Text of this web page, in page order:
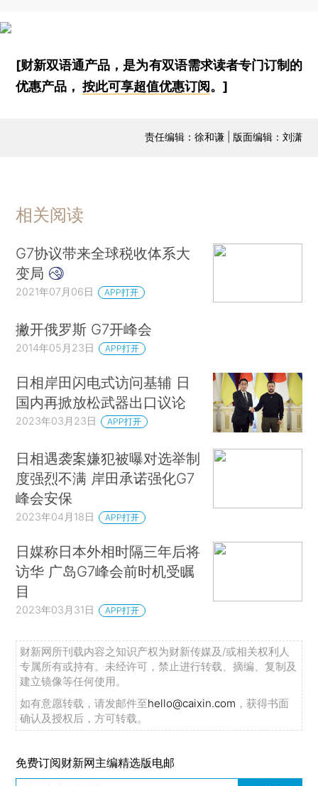
[财新双语通产品，是为有双语需求读者专门订制的
优惠产品，按此可享超值优惠订阅 。]
责任编辑：徐和谦 | 版面编辑：刘潇
相关阅读
G7协议带来全球税收体系大
变局
2021年07月06日 APP打开
撇开俄罗斯 G7开峰会
2014年05月23日 APP打开
日相岸田闪电式访问基辅 日
国内再掀放松武器出口议论
2023年03月23日 APP打开
日相遇袭案嫌犯被曝对选举制
度强烈不满 岸田承诺强化G7
峰会安保
2023年04月18日 APP打开
日媒称日本外相时隔三年后将
访华 广岛G7峰会前时机受瞩
目
2023年03月31日 APP打开
财新网所刊载内容之知识产权为财新传媒及/或相关权利人
专属所有或持有。未经许可，禁止进行转载、摘编、复制及
建立镜像等任何使用。
如有意愿转载，请发邮件至hello@caixin.com ，获得书面
确认及授权后，方可转载。
免费订阅财新网主编精选版电邮